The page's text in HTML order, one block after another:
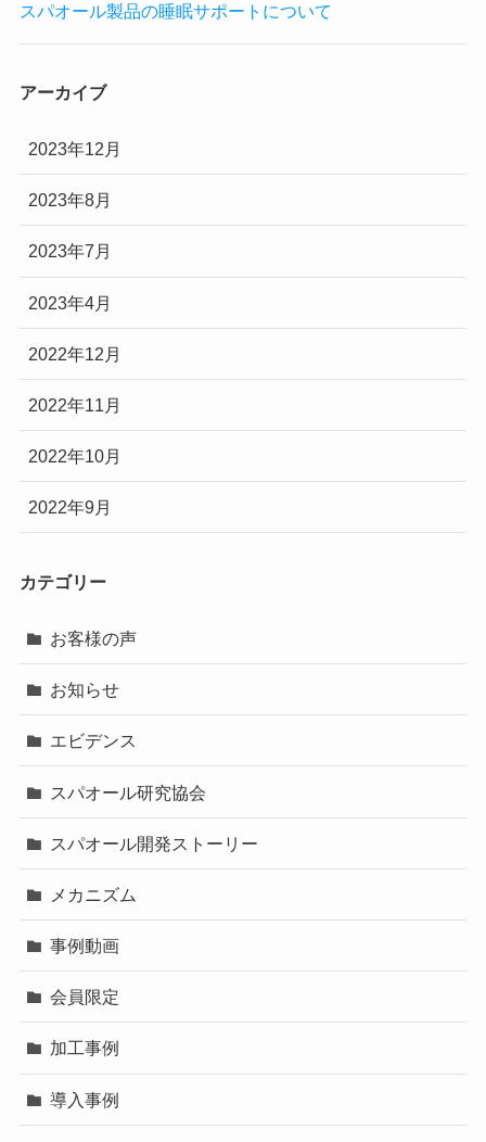
スパオール製品の睡眠サポートについて
アーカイブ
2023年12月
2023年8月
2023年7月
2023年4月
2022年12月
2022年11月
2022年10月
2022年9月
カテゴリー
お客様の声
お知らせ
エビデンス
スパオール研究協会
スパオール開発ストーリー
メカニズム
事例動画
会員限定
加工事例
導入事例